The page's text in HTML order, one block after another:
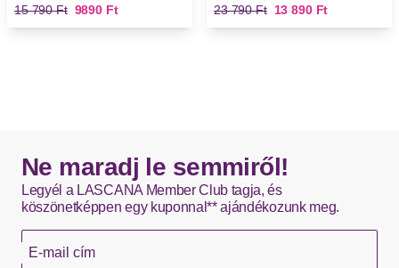
Régi ár
15 790 Ft Új ár
9890 Ft
Régi ár
23 790 Ft Új ár
13 890 Ft
Ne maradj le semmiről!
Legyél a LASCANA Member Club tagja, és
köszönetképpen egy kuponnal** ajándékozunk meg.
E-mail cím